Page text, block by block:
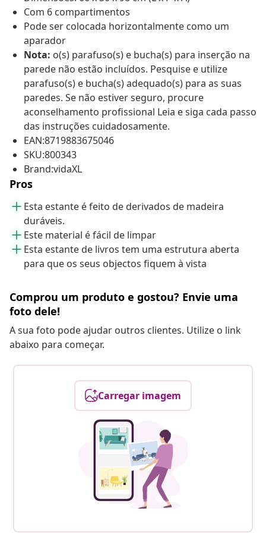
Com 6 compartimentos
Pode ser colocada horizontalmente como um
aparador
Nota: o(s) parafuso(s) e bucha(s) para inserção na
parede não estão incluídos. Pesquise e utilize
parafuso(s) e bucha(s) adequado(s) para as suas
paredes. Se não estiver seguro, procure
aconselhamento profissional Leia e siga cada passo
das instruções cuidadosamente.
EAN:8719883675046
SKU:800343
Brand:vidaXL
Pros
Esta estante é feito de derivados de madeira
duráveis.
Este material é fácil de limpar
Esta estante de livros tem uma estrutura aberta
para que os seus objectos fiquem à vista
Comprou um produto e gostou? Envie uma
foto dele!
A sua foto pode ajudar outros clientes. Utilize o link
abaixo para começar.
Carregar imagem